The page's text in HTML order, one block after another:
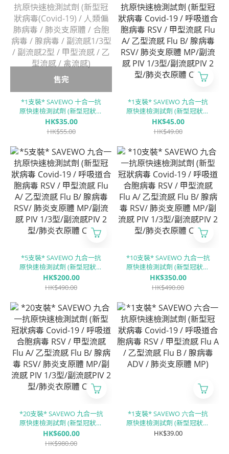
(PIV 1/3) / 副流感2型 (PIV 2) /
甲型流感 (Flu A) / ⼄型流感
(Flu B)
(PIV 1/3) / 副流感2型 (PIV 2) /
甲型流感 (Flu A) / ⼄型流感
(Flu B)
售完
*1支裝* SAVEWO 十合一抗
原快速檢測試劑 (新型冠狀病
毒(Covid-19) / 人類偏肺病毒
/ 肺炎支原體 / 合胞病毒 / 腺
型 / 甲型流感 / ⼄型流感 / 禽
流感)
HK$35.00
HK$55.00
*1支裝* SAVEWO 九合一抗
原快速檢測試劑 (新型冠狀病
毒 Covid-19 / 呼吸道合胞病
毒 RSV / 甲型流感 Flu A/ ⼄型
支原體 MP/副流感 PIV 1/3型/
副流感PIV 2型/肺炎衣原體
CP)
HK$45.00
HK$49.00
*5支裝* SAVEWO 九合一抗
原快速檢測試劑 (新型冠狀病
毒 Covid-19 / 呼吸道合胞病
毒 RSV / 甲型流感 Flu A/ ⼄型
支原體 MP/副流感 PIV 1/3型/
副流感PIV 2型/肺炎衣原體
CP)
HK$200.00
HK$490.00
*10支裝* SAVEWO 九合一抗
原快速檢測試劑 (新型冠狀病
毒 Covid-19 / 呼吸道合胞病
毒 RSV / 甲型流感 Flu A/ ⼄型
支原體 MP/副流感 PIV 1/3型/
副流感PIV 2型/肺炎衣原體
CP)
HK$350.00
HK$490.00
*20支裝* SAVEWO 九合一抗
原快速檢測試劑 (新型冠狀病
毒 Covid-19 / 呼吸道合胞病
毒 RSV / 甲型流感 Flu A/ ⼄型
HK$600.00
HK$980.00
*1支裝* SAVEWO 六合一抗
原快速檢測試劑 (新型冠狀病
毒 Covid-19 / 呼吸道合胞病
HK$39.00